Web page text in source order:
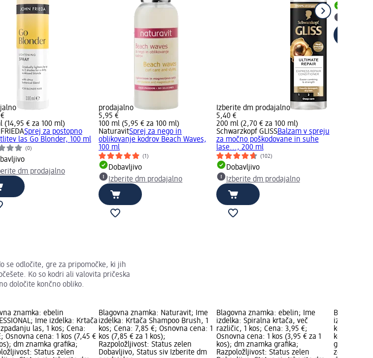
(14,95 € za 100 ml)
Sprej za postopno
las Go Blonder, 100 ml
(0)
dm prodajalno
prodajalno
5,95 €
100 ml (5,95 € za 100 ml)
NaturavitSprej za nego in
oblikovanje kodrov Beach Waves,
100 ml
(1)
Dobavljivo
Izberite dm prodajalno
Izberite dm prodajalno
5,40 €
200 ml (2,70 € za 100 ml)
Schwarzkopf GLISSBalzam v spreju
za močno poškodovane in suhe
lase..., 200 ml
(102)
Dobavljivo
Izberite dm prodajalno
se odločite, gre za pripomočke, ki jih
Ko so kodri ali valovita pričeska
določite končno obliko.
znamka: ebelin
Ime izdelka: Krtača
las, 1 kos; Cena:
Osnovna cena: 1 kos (7,45 €
dm znamka grafika;
Status zelen
Blagovna znamka: Naturavit; Ime
izdelka: Krtača Shampoo Brush, 1
kos; Cena: 7,85 €; Osnovna cena: 1
kos (7,85 € za 1 kos);
Razpoložljivost: Status zelen
Dobavljivo, Status siv Izberite dm
Blagovna znamka: ebelin; Ime
izdelka: Spiralna krtača, več
različic, 1 kos; Cena: 3,95 €;
Osnovna cena: 1 kos (3,95 € za 1
kos); dm znamka grafika;
Razpoložljivost: Status zelen
Blagovna
izdelka:
kos; Cena:
kos (1,65 €
grafika;
zelen